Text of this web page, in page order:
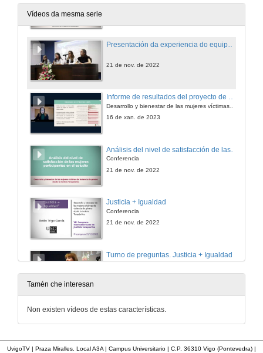
Vídeos da mesma serie
21 de nov. de 2022
Informe de resultados del proyecto de cooperación internacional
16 de xan. de 2023
Conferencia
21 de nov. de 2022
Justicia + Igualdad
Conferencia
21 de nov. de 2022
Turno de preguntas. Justicia + Igualdad
21 de nov. de 2022
Tamén che interesan
Non existen vídeos de estas características.
UvigoTV | Praza Miralles. Local A3A | Campus Universitario | C.P. 36310 Vigo (Pontevedra) |